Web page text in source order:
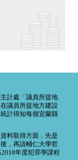
計處「議員所提地
議員所提地方建設
計得知每個宜蘭縣
料取得方面，先是
，再請輔仁大學哲
年度犯罪學課程